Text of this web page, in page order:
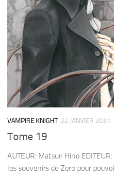
VAMPIRE KNIGHT 22 JANVIER 2021
Tome 19
AUTEUR: Matsuri Hino
les souvenirs de Zero pour